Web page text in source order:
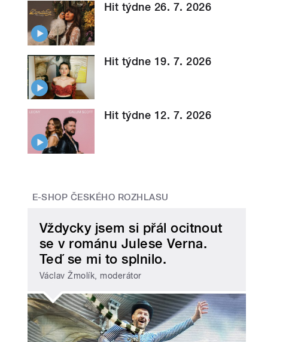
Hit týdne 26. 7. 2026
Hit týdne 19. 7. 2026
Hit týdne 12. 7. 2026
E-SHOP ČESKÉHO ROZHLASU
Vždycky jsem si přál ocitnout
se v románu Julese Verna.
Teď se mi to splnilo.
Václav Žmolík, moderátor